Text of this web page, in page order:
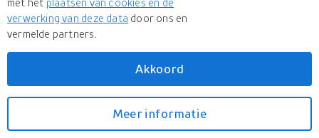
verwerking van deze data door ons en
vermelde partners.
Akkoord
Meer informatie